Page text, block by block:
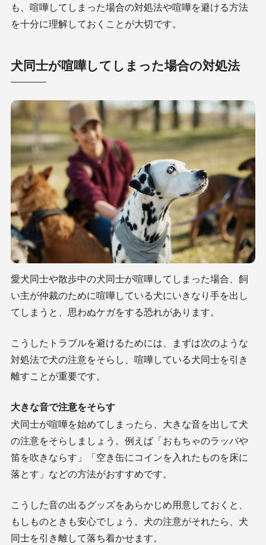
も、喧嘩してしまった場合の対処法や喧嘩を避ける方法
を十分に理解しておくことが大切です。
犬同士が喧嘩してしまった場合の対処法
愛犬同士や散歩中の犬同士が喧嘩してしまった場合、飼
い主が仲裁のために喧嘩している犬にいきなり手を出し
てしまうと、思わぬケガをする恐れがあります。
こうしたトラブルを避けるためには、まずは次のような
対処法で犬の注意をそらし、喧嘩している犬同士を引き
離すことが重要です。
大きな音で注意をそらす
犬同士が喧嘩を始めてしまったら、大きな音を出して犬
の注意をそらしましょう。例えば「おもちゃのラッパや
笛を吹きならす」「空き缶にコインを入れたものを床に
落とす」などの方法がおすすめです。
こうした音の出るグッズをあらかじめ用意しておくと、
もしものときも安心でしょう。犬の注意がそれたら、犬
同士を引き離して落ち着かせます。